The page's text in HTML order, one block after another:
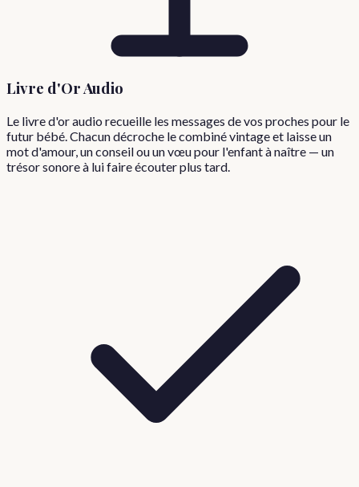
Livre d'Or Audio
Le livre d'or audio recueille les messages de vos proches pour le
futur bébé. Chacun décroche le combiné vintage et laisse un
mot d'amour, un conseil ou un vœu pour l'enfant à naître — un
trésor sonore à lui faire écouter plus tard.